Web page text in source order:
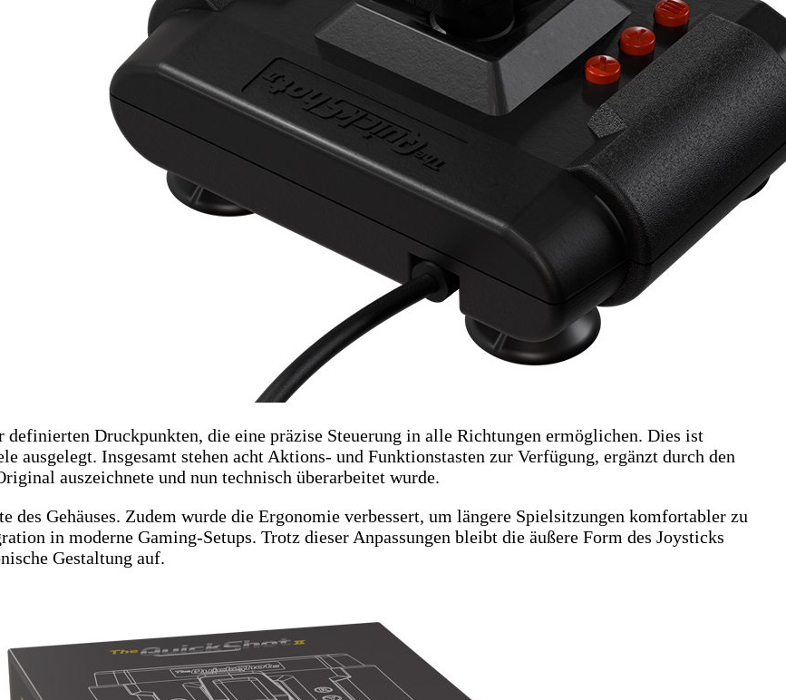
Druckpunkten, die eine präzise Steuerung in alle Richtungen ermöglichen. Dies ist
ausgelegt. Insgesamt stehen acht Aktions- und Funktionstasten zur Verfügung, ergänzt durch den
auszeichnete und nun technisch überarbeitet wurde.
des Gehäuses. Zudem wurde die Ergonomie verbessert, um längere Spielsitzungen komfortabler zu
in moderne Gaming-Setups. Trotz dieser Anpassungen bleibt die äußere Form des Joysticks
Gestaltung auf.